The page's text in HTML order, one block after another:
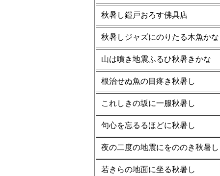
秋暑し鎧戸おろす佛具店
秋暑しジャズにのりたる木魚かな
山は噴き地震ふるひ秋暑きかな
根治せぬ魚の目疼き秋暑し
これしきの坂に一服秋暑し
句心を忘るるほどに秋暑し
夜の二度の地震にをののき秋暑し
若きらの地面に坐る秋暑し